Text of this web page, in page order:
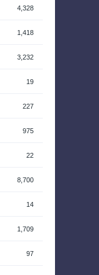
4,328
1,418
3,232
19
227
975
22
8,700
14
1,709
97